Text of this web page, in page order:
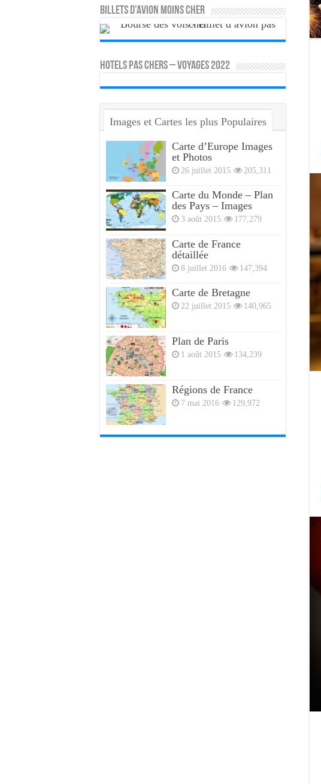
Billets d’avion moins cher
HOTELS PAS CHERS – VOYAGES 2022
Images et Cartes les plus Populaires
Carte d’Europe Images
et Photos
26 juillet 2015 205,311
Carte du Monde – Plan
des Pays – Images
3 août 2015 177,279
Carte de France
détaillée
8 juillet 2016 147,394
Carte de Bretagne
22 juillet 2015 140,965
Plan de Paris
1 août 2015 134,239
Régions de France
7 mai 2016 129,972